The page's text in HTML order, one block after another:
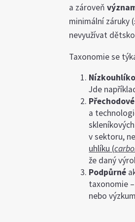
a zároveň
minimální záruky (
nevyužívat
Taxonomie se
Jde
Přechodové
a
v sektoru,
uhlíku (
že daný
Podpůrné
taxonomie
nebo